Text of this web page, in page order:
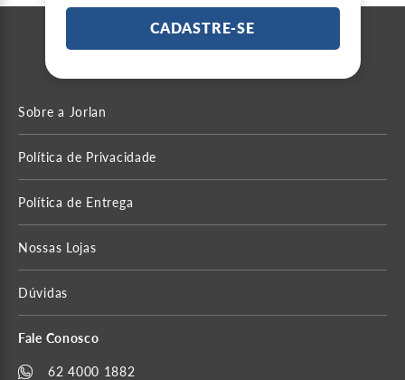
CADASTRE-SE
Sobre a Jorlan
Política de Privacidade
Política de Entrega
Nossas Lojas
Dúvidas
Fale Conosco
62 4000 1882